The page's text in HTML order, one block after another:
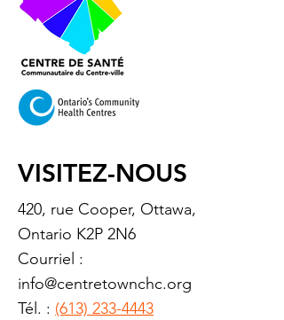
VISITEZ-NOUS
420, rue Cooper, Ottawa,
Ontario K2P 2N6
Courriel :
info@centretownchc.org
Tél. : (613) 233-4443